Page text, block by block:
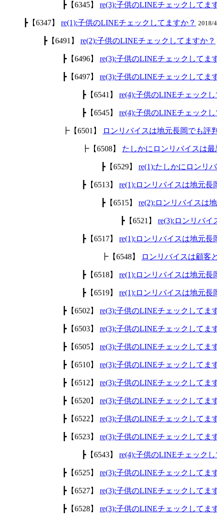
┣【6345】 re(3):子供のLINEチェックしてま
┣【6347】 re(1):子供のLINEチェックしてますか？ 2018/
┣【6491】 re(2):子供のLINEチェックしてますか？
┣【6496】 re(3):子供のLINEチェックしてま
┣【6497】 re(3):子供のLINEチェックしてま
┣【6541】 re(4):子供のLINEチェック
┣【6545】 re(4):子供のLINEチェック
┣【6501】 ロンリバイスは地元長岡でも評
┣【6508】 たしかにロンリバイスは
┣【6529】 re(1):たしかにロンリ
┣【6513】 re(1):ロンリバイスは地元
┣【6515】 re(2):ロンリバイスは
┣【6521】 re(3):ロンリバ
┣【6517】 re(1):ロンリバイスは地元
┣【6548】 ロンリバイスは顧客
┣【6518】 re(1):ロンリバイスは地元
┣【6519】 re(1):ロンリバイスは地元
┣【6502】 re(3):子供のLINEチェックしてま
┣【6503】 re(3):子供のLINEチェックしてま
┣【6505】 re(3):子供のLINEチェックしてま
┣【6510】 re(3):子供のLINEチェックしてま
┣【6512】 re(3):子供のLINEチェックしてま
┣【6520】 re(3):子供のLINEチェックしてま
┣【6522】 re(3):子供のLINEチェックしてま
┣【6523】 re(3):子供のLINEチェックしてま
┣【6543】 re(4):子供のLINEチェック
┣【6525】 re(3):子供のLINEチェックしてま
┣【6527】 re(3):子供のLINEチェックしてま
┣【6528】 re(3):子供のLINEチェックしてま